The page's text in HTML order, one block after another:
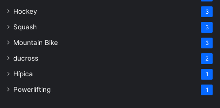
Hockey 3
Squash 3
Mountain Bike 3
ducross 2
Hípica 1
Powerlifting 1